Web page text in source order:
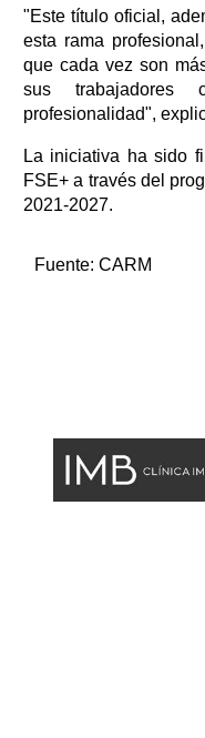
"Este título oficial,
esta rama
que cada vez son
sus trabajadores
profesionalidad",
La iniciativa ha sido
FSE+ a través del
2021-2027.
Fuente: CARM